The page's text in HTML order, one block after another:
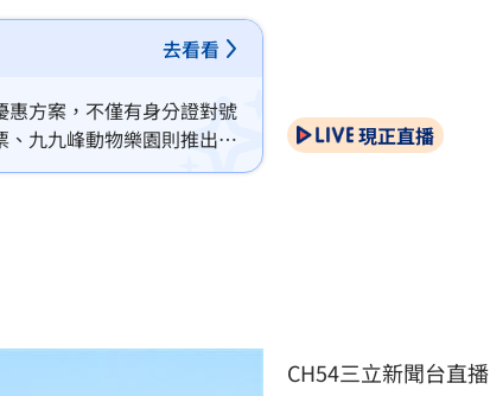
去看看
方案，不僅有身分證對號
九九峰動物樂園則推出身
現正直播
CH54三立新聞台直播